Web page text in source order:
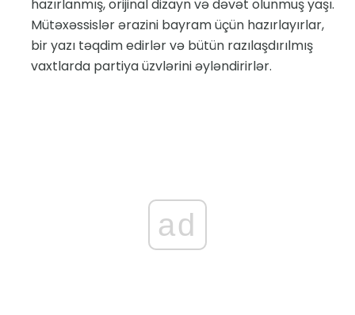
hazırlanmış, orijinal dizayn və dəvət olunmuş yaşı.
Mütəxəssislər ərazini bayram üçün hazırlayırlar,
bir yazı təqdim edirlər və bütün razılaşdırılmış
vaxtlarda partiya üzvlərini əyləndirirlər.
ad